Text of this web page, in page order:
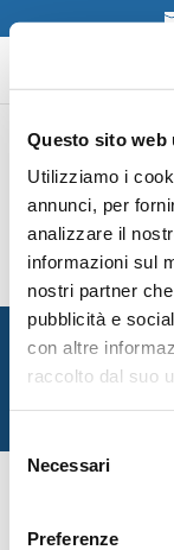
Questo sito web
Utilizziamo i
annunci, per
analizzare il
informazioni sul
nostri partner
pubblicità e
con altre
raccolto dal suo
delNecessari
Preferenze
Anthony G.
Minding the
Cambridge,
contents
Italian
Dipartimento